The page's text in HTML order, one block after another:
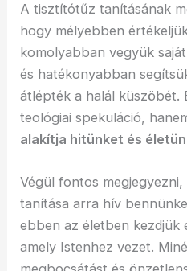
A tisztítótűz tanításának
hogy mélyebben
komolyabban vegyük
és hatékonyabban
átlépték a halál küszöbét.
teológiai spekuláció,
alakítja hitünket és
Végül fontos
tanítása arra hív
ebben az életben kezdjük
amely Istenhez vezet.